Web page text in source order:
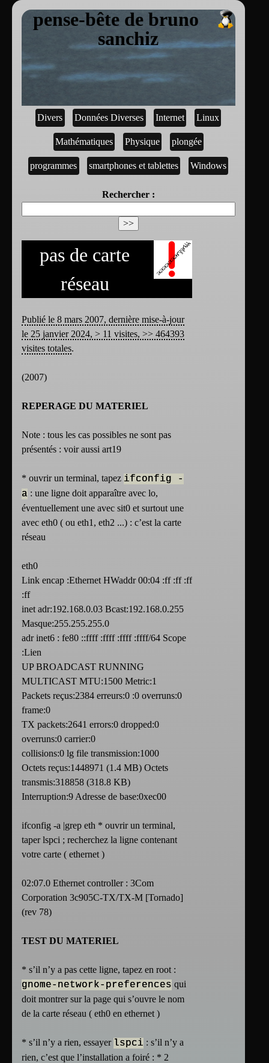
pense-bête de bruno
sanchiz
Divers Données Diverses Internet Linux
Mathématiques Physique plongée
programmes smartphones et tablettes Windows
Rechercher :
pas de carte
réseau
Publié le 8 mars 2007, dernière mise-à-jour
le 25 janvier 2024, > 11 visites, >> 464393
visites totales.
(2007)
REPERAGE DU MATERIEL
Note : tous les cas possibles ne sont pas
présentés : voir aussi art19
* ouvrir un terminal, tapez ifconfig -
a : une ligne doit apparaître avec lo,
éventuellement une avec sit0 et surtout une
avec eth0 ( ou eth1, eth2 ...) : c’est la carte
réseau
eth0
Link encap :Ethernet HWaddr 00:04 :ff :ff :ff
:ff
inet adr:192.168.0.03 Bcast:192.168.0.255
Masque:255.255.255.0
adr inet6 : fe80 ::ffff :ffff :ffff :ffff/64 Scope
:Lien
UP BROADCAST RUNNING
MULTICAST MTU:1500 Metric:1
Packets reçus:2384 erreurs:0 :0 overruns:0
frame:0
TX packets:2641 errors:0 dropped:0
overruns:0 carrier:0
collisions:0 lg file transmission:1000
Octets reçus:1448971 (1.4 MB) Octets
transmis:318858 (318.8 KB)
Interruption:9 Adresse de base:0xec00
ifconfig -a |grep eth * ouvrir un terminal,
taper lspci ; recherchez la ligne contenant
votre carte ( ethernet )
02:07.0 Ethernet controller : 3Com
Corporation 3c905C-TX/TX-M [Tornado]
(rev 78)
TEST DU MATERIEL
* s’il n’y a pas cette ligne, tapez en root :
gnome-network-preferences qui
doit montrer sur la page qui s’ouvre le nom
de la carte réseau ( eth0 en ethernet )
* s’il n’y a rien, essayer lspci : s’il n’y a
rien, c’est que l’installation a foiré : * 2